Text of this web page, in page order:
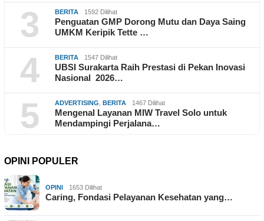
3 BERITA 1592 Dilihat
Penguatan GMP Dorong Mutu dan Daya Saing
UMKM Keripik Tette …
4 BERITA 1547 Dilihat
UBSI Surakarta Raih Prestasi di Pekan Inovasi
Nasional 2026…
5 ADVERTISING BERITA 1467 Dilihat
Mengenal Layanan MIW Travel Solo untuk
Mendampingi Perjalana…
OPINI POPULER
OPINI 1653 Dilihat
Caring, Fondasi Pelayanan Kesehatan yang…